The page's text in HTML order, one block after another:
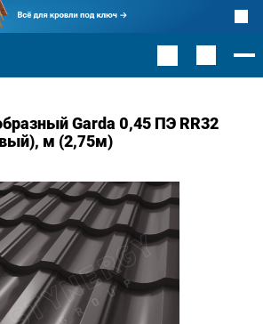
Garda 0,45 ПЭ RR32
м (2,75м)